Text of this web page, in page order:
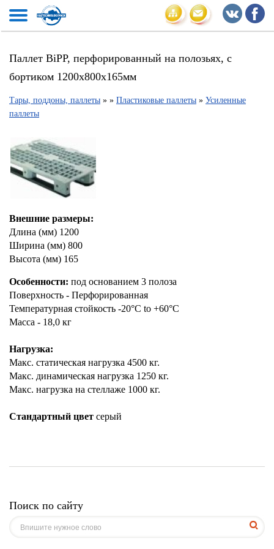
Паллет BiPP, перфорированный на полозьях, с
бортиком 1200х800х165мм
Тары, поддоны, паллеты » » Пластиковые паллеты » Усиленные
паллеты
Внешние размеры:
Длина (мм) 1200
Ширина (мм) 800
Высота (мм) 165
Особенности: под основанием 3 полоза
Поверхность - Перфорированная
Температурная стойкость -20°C to +60°C
Масса - 18,0 кг
Нагрузка:
Макс. статическая нагрузка 4500 кг.
Макс. динамическая нагрузка 1250 кг.
Макс. нагрузка на стеллаже 1000 кг.
Стандартный цвет серый
Поиск по сайту